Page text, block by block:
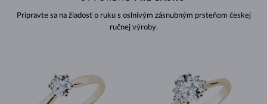
Pripravte sa na žiadosť o ruku s oslnivým zásnubným prsteňom českej
ručnej výroby.